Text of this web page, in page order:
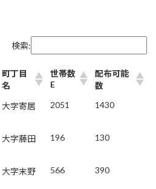
検索:
町丁目
名
世帯数
E
配布可能
数
大字寄居 2051 1430
大字藤田 196 130
大字末野 566 390